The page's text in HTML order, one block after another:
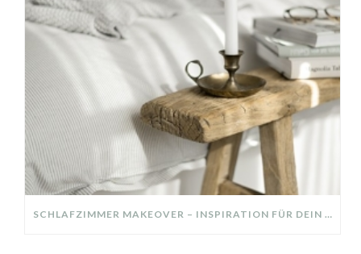
SCHLAFZIMMER MAKEOVER – INSPIRATION FÜR DEIN SCHLAFZIMMER: AUS ALT MACH NEU – HELL, GEMÜTLICH UND EINLADEND